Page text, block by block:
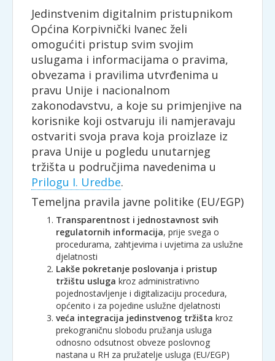
Jedinstvenim digitalnim pristupnikom
Općina Korpivnički Ivanec želi
omogućiti pristup svim svojim
uslugama i informacijama o pravima,
obvezama i pravilima utvrđenima u
pravu Unije i nacionalnom
zakonodavstvu, a koje su primjenjive na
korisnike koji ostvaruju ili namjeravaju
ostvariti svoja prava koja proizlaze iz
prava Unije u pogledu unutarnjeg
tržišta u područjima navedenima u
Prilogu I. Uredbe.
Temeljna pravila javne politike (EU/EGP)
Transparentnost i jednostavnost svih
regulatornih informacija, prije svega o
procedurama, zahtjevima i uvjetima za uslužne
djelatnosti
Lakše pokretanje poslovanja i pristup
tržištu usluga kroz administrativno
pojednostavljenje i digitalizaciju procedura,
općenito i za pojedine uslužne djelatnosti
veća integracija jedinstvenog tržišta kroz
prekograničnu slobodu pružanja usluga
odnosno odsutnost obveze poslovnog
nastana u RH za pružatelje usluga (EU/EGP)